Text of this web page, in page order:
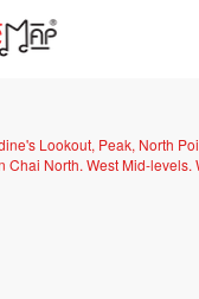
Lookout, Peak, North
Chai North, West Mid-levels,
Happy Valley, Causeway
Bay, North Point Mid-levels